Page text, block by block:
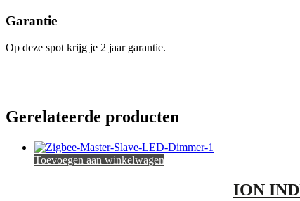
Garantie
Op deze spot krijg je 2 jaar garantie.
Gerelateerde producten
Toevoegen aan winkelwagen
ION